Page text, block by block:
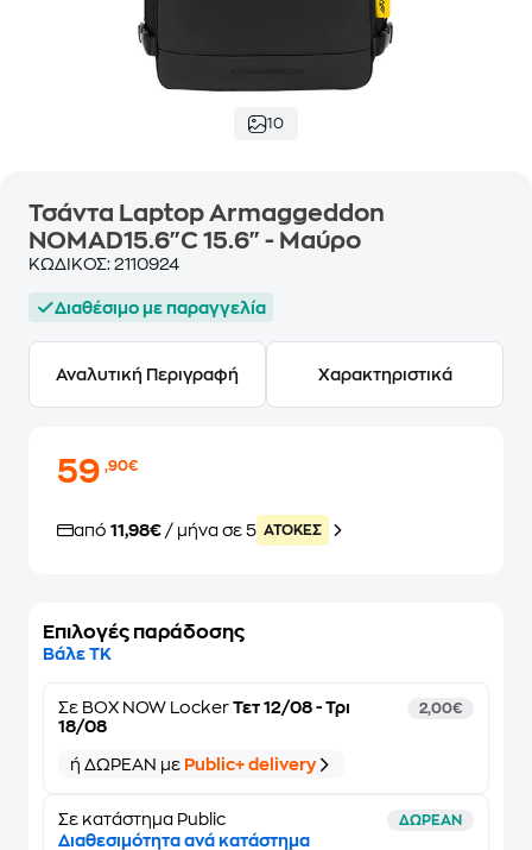
10
Τσάντα Laptop Armaggeddon
NOMAD15.6"C 15.6" - Μαύρο
ΚΩΔΙΚΟΣ: 2110924
Διαθέσιμο με παραγγελία
Αναλυτική Περιγραφή Χαρακτηριστικά
59,90€
από 11,98€ / μήνα σε 5 ATOKEΣ
Επιλογές παράδοσης
Βάλε ΤΚ
Σε BOX NOW Locker Τετ 12/08 - Τρι
18/08
2,00€
ή ΔΩΡΕΑΝ με Public+ delivery
Σε κατάστημα Public ΔΩΡΕΑΝ
Διαθεσιμότητα ανά κατάστημα